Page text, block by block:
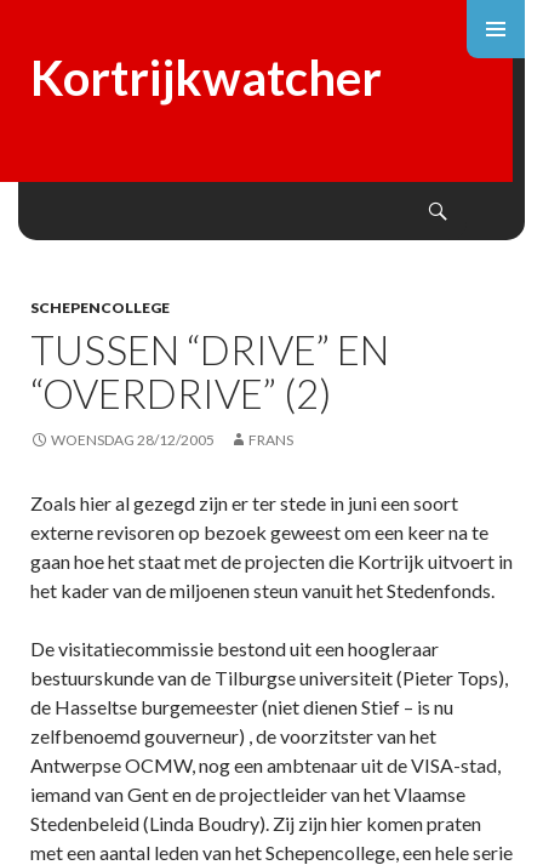
Kortrijkwatcher
SCHEPENCOLLEGE
TUSSEN “DRIVE” EN
“OVERDRIVE” (2)
WOENSDAG 28/12/2005 FRANS
Zoals hier al gezegd zijn er ter stede in juni een soort
externe revisoren op bezoek geweest om een keer na te
gaan hoe het staat met de projecten die Kortrijk uitvoert in
het kader van de miljoenen steun vanuit het Stedenfonds.
De visitatiecommissie bestond uit een hoogleraar
bestuurskunde van de Tilburgse universiteit (Pieter Tops),
de Hasseltse burgemeester (niet dienen Stief – is nu
zelfbenoemd gouverneur) , de voorzitster van het
Antwerpse OCMW, nog een ambtenaar uit de VISA-stad,
iemand van Gent en de projectleider van het Vlaamse
Stedenbeleid (Linda Boudry). Zij zijn hier komen praten
met een aantal leden van het Schepencollege, een hele serie